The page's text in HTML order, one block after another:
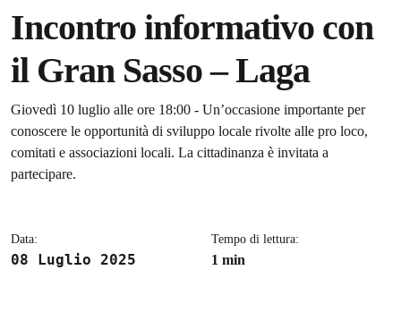
Incontro informativo con
il Gran Sasso – Laga
Dettagli della notizia
Giovedì 10 luglio alle ore 18:00 - Un’occasione importante per
conoscere le opportunità di sviluppo locale rivolte alle pro loco,
comitati e associazioni locali. La cittadinanza è invitata a
partecipare.
Data:
08 Luglio 2025
Tempo di lettura:
1 min